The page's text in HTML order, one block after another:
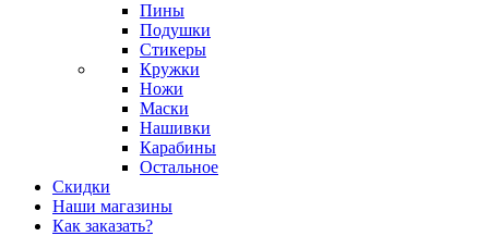
Пины
Подушки
Стикеры
Кружки
Ножи
Маски
Нашивки
Карабины
Остальное
Скидки
Наши магазины
Как заказать?